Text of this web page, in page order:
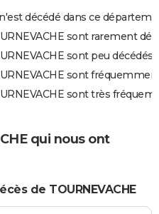
décédé dans ce
sont rarement
sont peu décédés
sont
sont très
qui nous ont
de TOURNEVACHE